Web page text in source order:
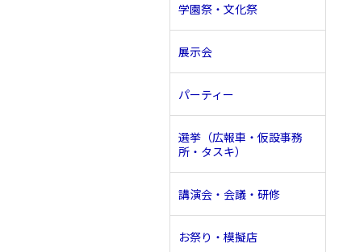
学園祭・文化祭
展示会
パーティー
選挙（広報車・仮設事務
所・タスキ）
講演会・会議・研修
お祭り・模擬店